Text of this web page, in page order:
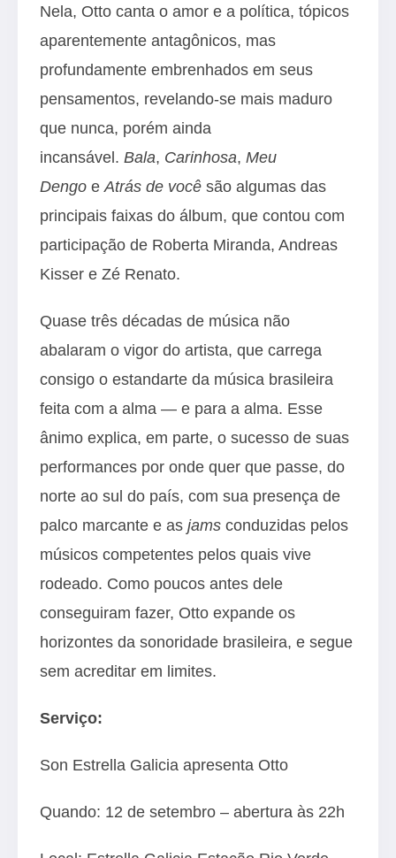
Nela, Otto canta o amor e a política, tópicos
aparentemente antagônicos, mas
profundamente embrenhados em seus
pensamentos, revelando-se mais maduro
que nunca, porém ainda
incansável. Bala, Carinhosa, Meu
Dengo e Atrás de você são algumas das
principais faixas do álbum, que contou com
participação de Roberta Miranda, Andreas
Kisser e Zé Renato.
Quase três décadas de música não
abalaram o vigor do artista, que carrega
consigo o estandarte da música brasileira
feita com a alma ― e para a alma. Esse
ânimo explica, em parte, o sucesso de suas
performances por onde quer que passe, do
norte ao sul do país, com sua presença de
palco marcante e as jams conduzidas pelos
músicos competentes pelos quais vive
rodeado. Como poucos antes dele
conseguiram fazer, Otto expande os
horizontes da sonoridade brasileira, e segue
sem acreditar em limites.
Serviço:
Son Estrella Galicia apresenta Otto
Quando: 12 de setembro – abertura às 22h